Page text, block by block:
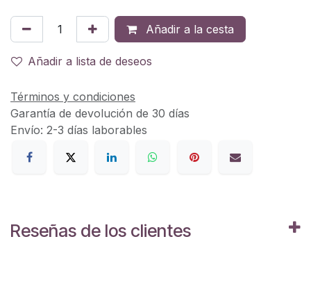
Añadir a la cesta
Añadir a lista de deseos
Términos y condiciones
Garantía de devolución de 30 días
Envío: 2-3 días laborables
Reseñas de los clientes